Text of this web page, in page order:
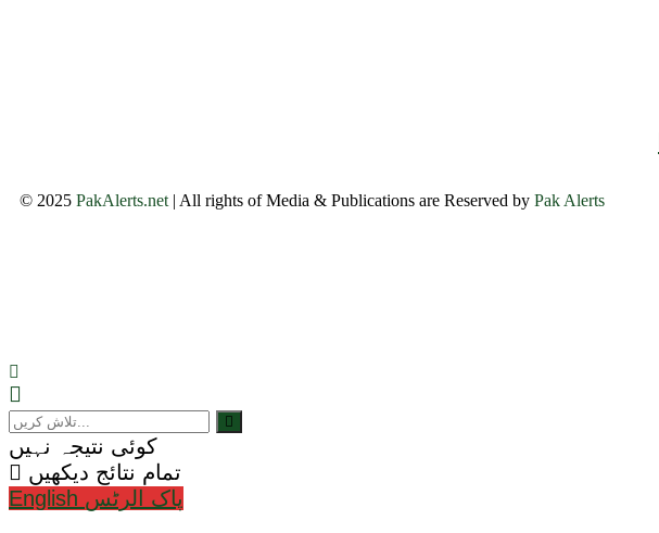
© 2025 PakAlerts.net | All rights of Media & Publications are Reserved by Pak Alerts
کوئی نتیجہ نہیں
تمام نتائج دیکھیں
English پاک الرٹس